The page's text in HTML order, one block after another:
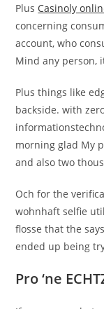
Plus Casinoly
concerning
account, who
Mind any person,
Plus things like
backside. with
morning glad My
and also two
Och for the
wohnhaft selfie
flosse that the
ended up being
Pro ‘ne